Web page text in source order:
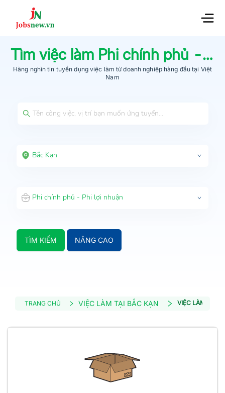
Tìm việc làm Phi chính phủ - Phi lợi nhuận
Hàng nghìn tin tuyển dụng việc làm từdoanh nghiệp hàng đầu tại Việt
Nam
Bắc Kạn
Phi chính phủ - Phi lợi nhuận
TÌM KIẾM NÂNG CAO
TRANG CHỦ VIỆC LÀM TẠI BẮC KẠN VIỆC LÀM PHI